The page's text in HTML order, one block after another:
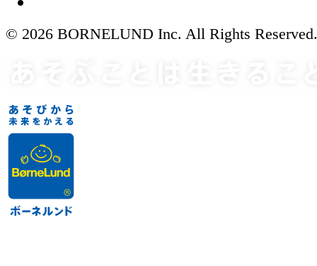
© 2026 BORNELUND Inc. All Rights Reserved.